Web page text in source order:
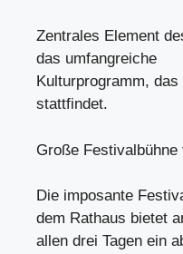
Zentrales Element
das umfangreiche
Kulturprogramm,
stattfindet.
Große Festivalbühne
Die imposante
dem Rathaus bietet
allen drei Tagen ein